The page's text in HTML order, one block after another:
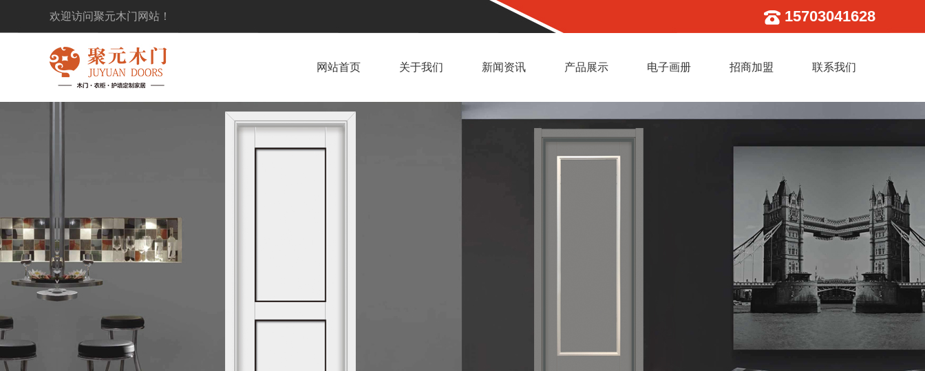
欢迎访问聚元木门网站！ 15703041628
网站首页 关于我们 新闻资讯 产品展示 电子画册 招商加盟 联系我们